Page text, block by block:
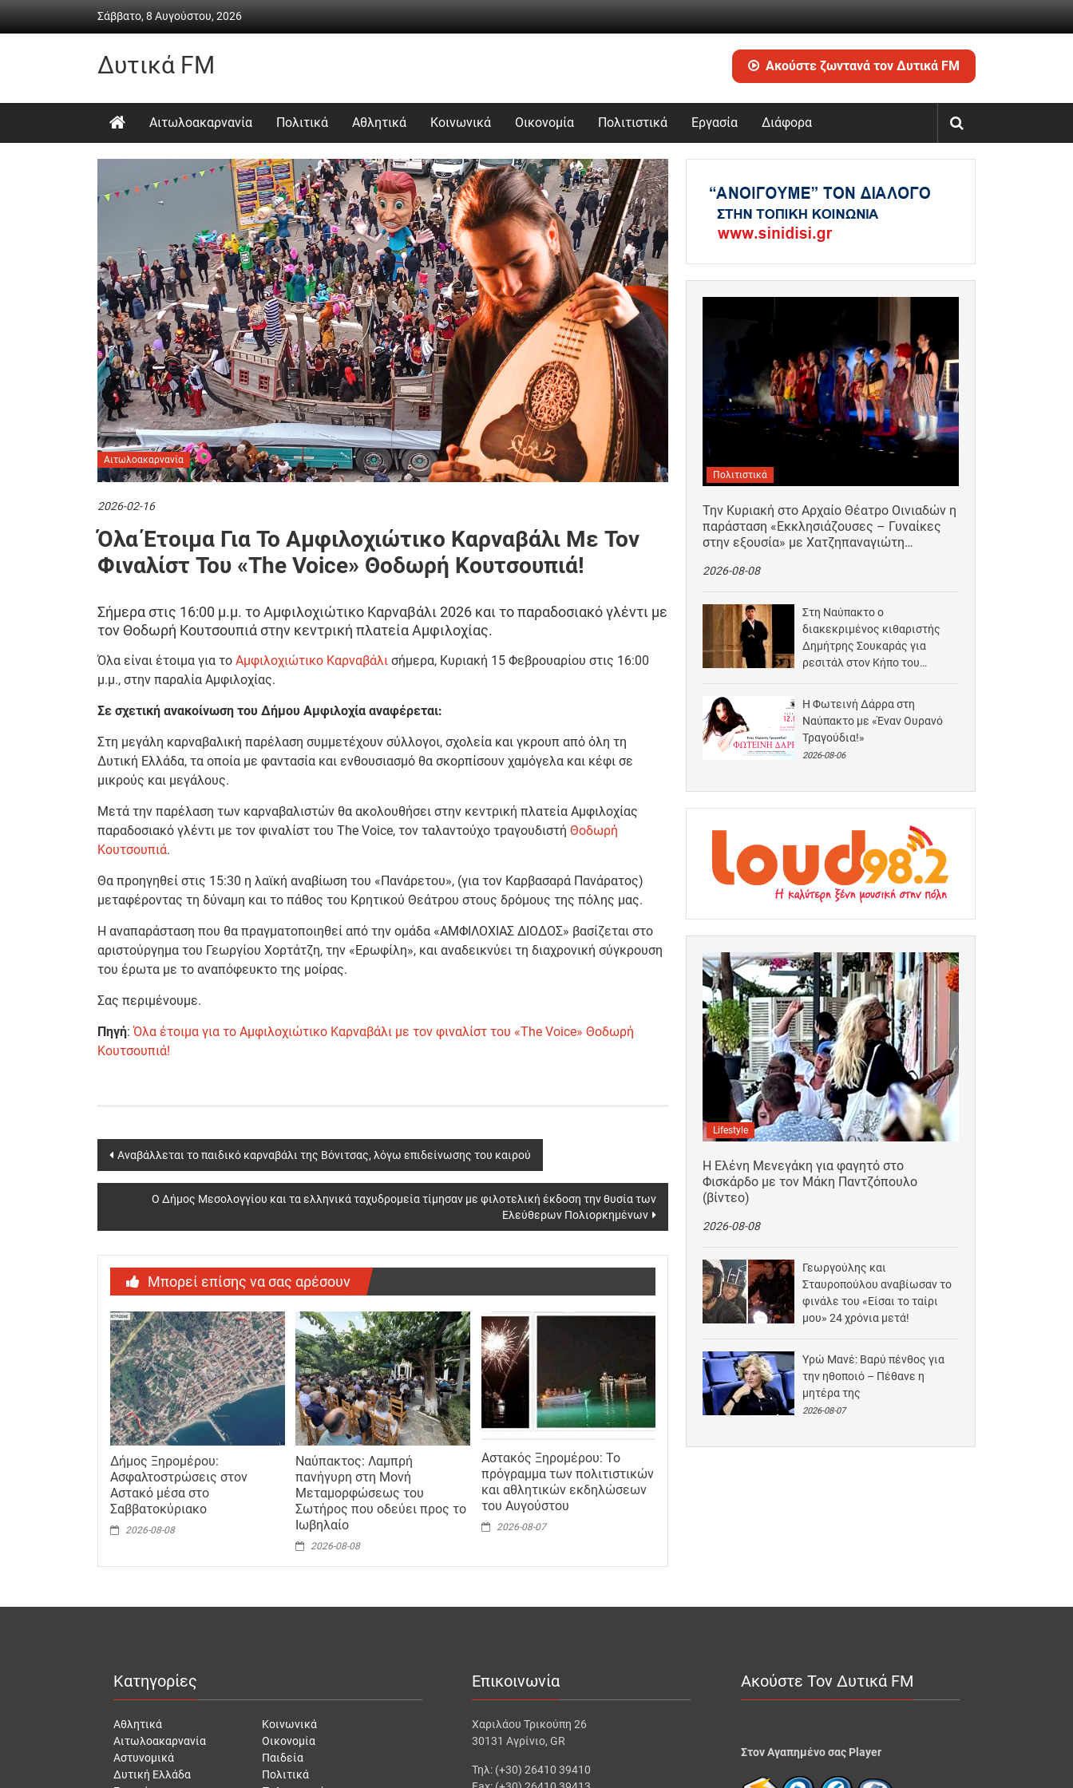
Σάββατο, 8 Αυγούστου, 2026
Δυτικά FM
Καθημερινή
ψυχαγωγία
Ακούστε ζωντανά τον Δυτικά FM
Αιτωλοακαρνανία Πολιτικά Αθλητικά Κοινωνικά Οικονομία Πολιτιστικά Εργασία Διάφορα
Αιτωλοακαρνανία
2026-02-16
Όλα Έτοιμα Για Το Αμφιλοχιώτικο Καρναβάλι Με Τον
Φιναλίστ Του «The Voice» Θοδωρή Κουτσουπιά!
Σήμερα στις 16:00 μ.μ. το Αμφιλοχιώτικο Καρναβάλι 2026 και το παραδοσιακό γλέντι με
τον Θοδωρή Κουτσουπιά στην κεντρική πλατεία Αμφιλοχίας.
Όλα είναι έτοιμα για το Αμφιλοχιώτικο Καρναβάλι σήμερα, Κυριακή 15 Φεβρουαρίου στις 16:00
μ.μ., στην παραλία Αμφιλοχίας.
Σε σχετική ανακοίνωση του Δήμου Αμφιλοχία αναφέρεται:
Στη μεγάλη καρναβαλική παρέλαση συμμετέχουν σύλλογοι, σχολεία και γκρουπ από όλη τη
Δυτική Ελλάδα, τα οποία με φαντασία και ενθουσιασμό θα σκορπίσουν χαμόγελα και κέφι σε
μικρούς και μεγάλους.
Μετά την παρέλαση των καρναβαλιστών θα ακολουθήσει στην κεντρική πλατεία Αμφιλοχίας
παραδοσιακό γλέντι με τον φιναλίστ του The Voice, τον ταλαντούχο τραγουδιστή Θοδωρή
Κουτσουπιά.
Θα προηγηθεί στις 15:30 η λαϊκή αναβίωση του «Πανάρετου», (για τον Καρβασαρά Πανάρατος)
μεταφέροντας τη δύναμη και το πάθος του Κρητικού Θεάτρου στους δρόμους της πόλης μας.
Η αναπαράσταση που θα πραγματοποιηθεί από την ομάδα «ΑΜΦΙΛΟΧΙΑΣ ΔΙΟΔΟΣ» βασίζεται στο
αριστούργημα του Γεωργίου Χορτάτζη, την «Ερωφίλη», και αναδεικνύει τη διαχρονική σύγκρουση
του έρωτα με το αναπόφευκτο της μοίρας.
Σας περιμένουμε.
Πηγή: Όλα έτοιμα για το Αμφιλοχιώτικο Καρναβάλι με τον φιναλίστ του «The Voice» Θοδωρή
Κουτσουπιά!
Post
navigation
Αναβάλλεται το παιδικό καρναβάλι της Βόνιτσας, λόγω επιδείνωσης του καιρού
Ο Δήμος Μεσολογγίου και τα ελληνικά ταχυδρομεία τίμησαν με φιλοτελική έκδοση την θυσία των
Ελεύθερων Πολιορκημένων
Μπορεί επίσης να σας αρέσουν
Δήμος Ξηρομέρου:
Ασφαλτοστρώσεις στον
Αστακό μέσα στο
Σαββατοκύριακο
2026-08-08
Ναύπακτος: Λαμπρή
πανήγυρη στη Μονή
Μεταμορφώσεως του
Σωτήρος που οδεύει προς το
Ιωβηλαίο
2026-08-08
Αστακός Ξηρομέρου: Το
πρόγραμμα των πολιτιστικών
και αθλητικών εκδηλώσεων
του Αυγούστου
2026-08-07
Πολιτιστικά
Την Κυριακή στο Αρχαίο Θέατρο Οινιαδών η
παράσταση «Εκκλησιάζουσες – Γυναίκες
στην εξουσία» με Χατζηπαναγιώτη…
2026-08-08
Στη Ναύπακτο ο
διακεκριμένος κιθαριστής
Δημήτρης Σουκαράς για
ρεσιτάλ στον Κήπο του
Η Φωτεινή Δάρρα στη
Ναύπακτο με «Έναν Ουρανό
Τραγούδια!»
2026-08-06
Lifestyle
Η Ελένη Μενεγάκη για φαγητό στο
Φισκάρδο με τον Μάκη Παντζόπουλο
(βίντεο)
2026-08-08
Γεωργούλης και
Σταυροπούλου αναβίωσαν το
φινάλε του «Είσαι το ταίρι
μου» 24 χρόνια μετά!
Υρώ Μανέ: Βαρύ πένθος για
την ηθοποιό – Πέθανε η
μητέρα της
2026-08-07
Κατηγορίες
Αθλητικά
Αιτωλοακαρνανία
Αστυνομικά
Δυτική Ελλάδα
Κοινωνικά
Οικονομία
Παιδεία
Πολιτικά
Επικοινωνία
Χαριλάου Τρικούπη 26
30131 Αγρίνιο, GR
Τηλ: (+30) 26410 39410
Ακούστε Τον Δυτικά FM
Στον Αγαπημένο σας Player